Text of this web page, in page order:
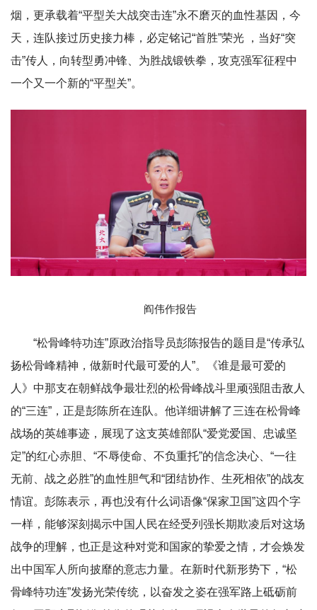
烟，更承载着“平型关大战突击连”永不磨灭的血性基因，今
天， 连队接过历史接力棒，必定铭记“首胜”荣光 ，当好“突
击”传人，向转型勇冲锋、为胜战锻铁拳，攻克强军征程中
一个又一个新的“平型关”。
阎伟作报告
“松骨峰特功连”原政治指导员彭陈报告的题目是“传承弘
扬松骨峰精神，做新时代最可爱的人”。《谁是最可爱的
人》中那支在朝鲜战争最壮烈的松骨峰战斗里顽强阻击敌人
的“三连”，正是彭陈所在连队。他详细讲解了三连在松骨峰
战场的英雄事迹，展现了这支英雄部队“爱党爱国、忠诚坚
定”的红心赤胆、“不辱使命、不负重托”的信念决心、“一往
无前、战之必胜”的血性胆气和“团结协作、生死相依”的战友
情谊。彭陈表示，再也没有什么词语像“保家卫国”这四个字
一样，能够深刻揭示中国人民在经受列强长期欺凌后对这场
战争的理解，也正是这种对党和国家的挚爱之情，才会焕发
出中国军人所向披靡的意志力量。在新时代新形势下，“松
骨峰特功连”发扬光荣传统，以奋发之姿在强军路上砥砺前